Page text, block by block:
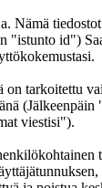
Nämä
"istunto id")
on tarkoitettu
viestisi").